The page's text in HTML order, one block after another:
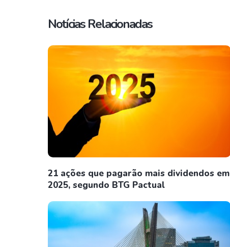
Notícias Relacionadas
21 ações que pagarão mais dividendos em
2025, segundo BTG Pactual